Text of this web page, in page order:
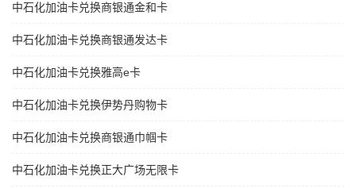
中石化加油卡兑换商银通金和卡
中石化加油卡兑换商银通发达卡
中石化加油卡兑换雅高e卡
中石化加油卡兑换伊势丹购物卡
中石化加油卡兑换商银通巾帼卡
中石化加油卡兑换正大广场无限卡